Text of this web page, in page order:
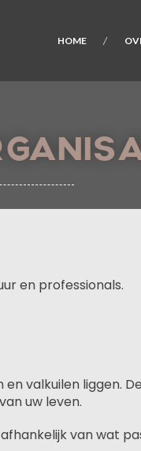
HOME
en professionals.
valkuilen liggen.
uw leven.
van wat